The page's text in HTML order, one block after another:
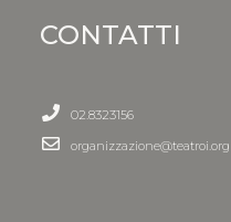
CONTATTI
02.8323156
organizzazione@teatroi.org